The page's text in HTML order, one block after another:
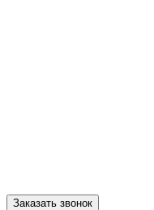
Заказать звонок